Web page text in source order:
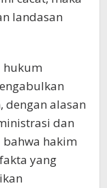
landasan
hukum
dengan alasan
dan
bahwa hakim
yang